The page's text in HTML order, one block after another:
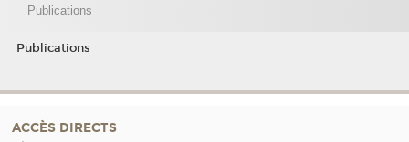
Publications
Publications
ACCÈS DIRECTS